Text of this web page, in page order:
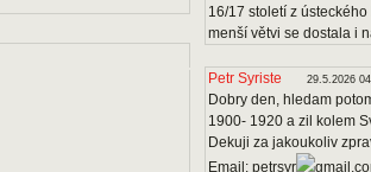
16/17 století z
menší větvi se dostala i
Petr Syriste 29.5.2026
Dobry den, hledam
1900- 1920 a zil kolem
Dekuji za jakoukoliv
Email: petrsyr